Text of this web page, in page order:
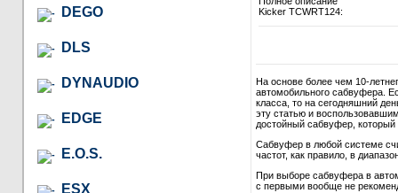
DEGO
DLS
DYNAUDIO
EDGE
E.O.S.
ESX
Kicker TCWRT124:
На основе более чем 10-
автомобильного сабвуфера.
класса, то на сегодняшний
эту статью и
достойный сабвуфер, который
Сабвуфер в любой системе
частот, как правило, в
При выборе сабвуфера в
с первыми вообще не